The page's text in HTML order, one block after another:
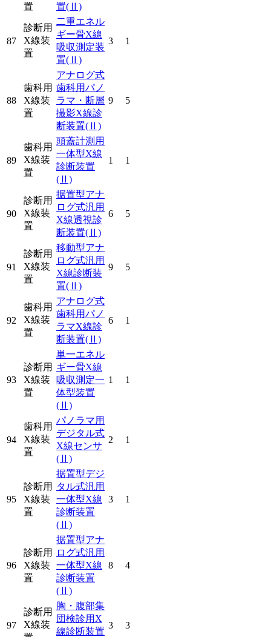
置
置(Ⅱ)
87
診断用
X線装
置
二重エネル
ギー骨X線
吸収測定装
置(Ⅱ)
3 1
88
歯科用
X線装
置
アナログ式
歯科用パノ
ラマ・断層
撮影X線診
断装置(Ⅱ)
9 5
89
歯科用
X線装
置
頭蓋計測用
一体型X線
診断装置
(Ⅱ)
1 1
90
診断用
X線装
置
据置型アナ
ログ式汎用
X線透視診
断装置(Ⅱ)
6 5
91
診断用
X線装
置
移動型アナ
ログ式汎用
X線診断装
置(Ⅱ)
9 5
92
歯科用
X線装
置
アナログ式
歯科用パノ
ラマX線診
断装置(Ⅱ)
6 1
93
診断用
X線装
置
単一エネル
ギー骨X線
吸収測定一
体型装置
(Ⅱ)
1 1
94
歯科用
X線装
置
パノラマ用
デジタル式
X線センサ
(Ⅱ)
2 1
95
診断用
X線装
置
据置型デジ
タル式汎用
一体型X線
診断装置
(Ⅱ)
3 1
96
診断用
X線装
置
据置型アナ
ログ式汎用
一体型X線
診断装置
(Ⅱ)
8 4
97
診断用
X線装
胸・腹部集
団検診用X
線診断装置
3 3